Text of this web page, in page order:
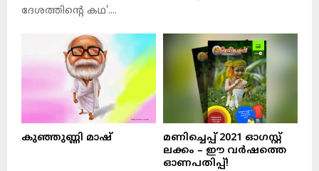
ദേശത്തിന്റെ കഥ’....
കുഞ്ഞുണ്ണി മാഷ്‌
മണിച്ചെപ്പ് 2021 ഓഗസ്റ്റ്
ലക്കം – ഈ വർഷത്തെ
ഓണപതിപ്പ്!